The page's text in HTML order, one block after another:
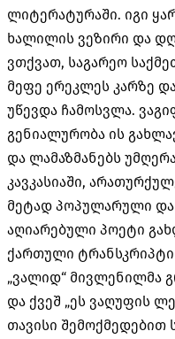
ლიტერატურაში. იგი
ხალილის ვეზირი და
ვთქვათ, საგარეო
მეფე ერეკლეს კარზე
უწევდა ჩამოსვლა.
გენიალურობა ის
და ლამაზმანებს
კავკასიაში,
მეტად პოპულარული
აღიარებული პოეტი
ქართული
„ვალიდ“ მივლენილმა
და ქვეშ „ეს ვაღუფის
თავისი შემოქმედებით